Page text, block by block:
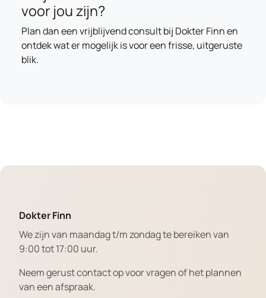
voor jou zijn?
Plan dan een vrijblijvend consult bij Dokter Finn en
ontdek wat er mogelijk is voor een frisse, uitgeruste
blik.
Dokter Finn
We zijn van maandag t/m zondag te bereiken van
9:00 tot 17:00 uur.
Neem gerust contact op voor vragen of het plannen
van een afspraak.